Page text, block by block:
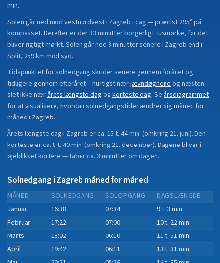
min.
Solen går ned mod vestnordvest i Zagreb i dag — præcist 295° på
kompasset. Derefter er der 33 minutter borgerligt tusmørke, før det
bliver rigtigt mørkt. Solen går ned 8 minutter senere i Zagreb end i
Split, 259 km mod syd.
Tidspunktet for solnedgang skrider senere gennem foråret og
tidligere gennem efteråret– hurtigst nærjævndøgneneog næsten
slet ikke nærårets længste dag og korteste dag. Se årsdiagrammet
for at visualisere, hvordan solnedgangstider ændrer sig måned for
måned i Zagreb.
Årets længste dag i Zagreb er ca. 15 t. 44 min. (omkring 21. juni). Den
korteste er ca. 8 t. 40 min. (omkring 21. december). Dagene bliver i
øjeblikketkortere —taberca. 3 minutterom dagen.
Solnedgang i Zagreb måned for måned
MÅNED SOLNEDGANG SOLOPGANG
DAGSLÆNGDE
Januar
16:38 07:34
9 t. 3 min.
Februar
17:22 07:00
10 t. 22 min.
Marts
18:02 06:10
11 t. 51 min.
April
19:42 06:11
13 t. 31 min.